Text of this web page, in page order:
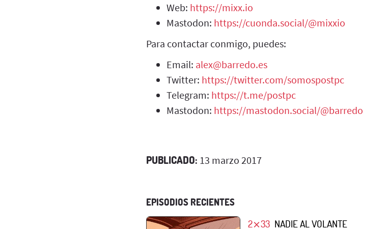
Web: https://mixx.io
Mastodon: https://cuonda.social/@mixxio
Para contactar conmigo, puedes:
Email: alex@barredo.es
Twitter: https://twitter.com/somospostpc
Telegram: https://t.me/postpc
Mastodon: https://mastodon.social/@barredo
PUBLICADO: 13 marzo 2017
EPISODIOS RECIENTES
2⨯33 NADIE AL VOLANTE